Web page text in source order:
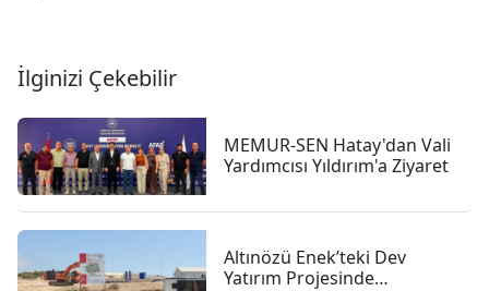
İlginizi Çekebilir
MEMUR-SEN Hatay'dan Vali
Yardımcısı Yıldırım'a Ziyaret
Altınözü Enek’teki Dev
Yatırım Projesinde